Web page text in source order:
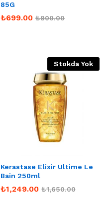
85G
₺699.00 ₺800.00
Stokda Yok
Kerastase Elixir Ultime Le
Bain 250ml
₺1,249.00 ₺1,650.00